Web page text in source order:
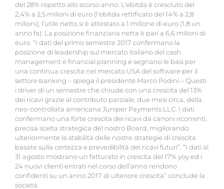
del 28% rispetto allo scorso anno. L’ebitda è cresciuto del
2,4% a 2,5 milioni di euro (l’ebitda rettificato del 14% a 2,8
milioni), l’utile netto si è attestato a 1 milione di euro (1,8 un
anno fa). La posizione finanziaria netta è pari a 6,6 milioni di
euro. “I dati del primo semestre 2017 confermano la
posizione di leadership sul mercato italiano del cash
management e financial planning e segnano le basi per
una continua crescita nel mercato USA del software per il
settore banking – spiega il presidente Marco Podini – Questi
i driver di un semestre che chiude con una crescita del 13%
dei ricavi grazie al contributo parziale, due mesi circa, della
neo-controllata americana Juniper Payments LLC. I dati
confermano una forte crescita dei ricavi da canoni ricorrenti,
precisa scelta strategica del nostro Board, migliorando
ulteriormente la stabilità delle nostre strategie di crescita
basate sulla certezza e prevedibilità dei ricavi futuri”. “I dati al
31 agosto mostrano un fatturato in crescita del 17% yoy ed i
24 nuovi clienti entrati nel corso dell’anno rendono
confidenti su un anno 2017 di ulteriore crescita” conclude la
società.